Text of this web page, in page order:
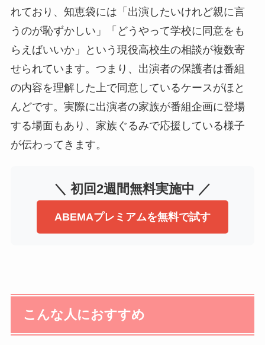
れており、知恵袋には「出演したいけれど親に言
うのが恥ずかしい」「どうやって学校に同意をも
らえばいいか」という現役高校生の相談が複数寄
せられています。つまり、出演者の保護者は番組
の内容を理解した上で同意しているケースがほと
んどです。実際に出演者の家族が番組企画に登場
する場面もあり、家族ぐるみで応援している様子
が伝わってきます。
＼ 初回2週間無料実施中 ／
ABEMAプレミアムを無料で試す
こんな人におすすめ